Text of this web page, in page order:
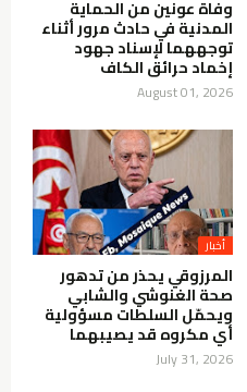
وفاة عونين من الحماية
المدنية في حادث مرور أثناء
توجههما لإسناد جهود
إخماد حرائق الكاف
August 01, 2026
أخبار
المرزوقي يحذر من تدهور
صحة الغنوشي والشابي
ويحمّل السلطات مسؤولية
أي مكروه قد يصيبهما
July 31, 2026